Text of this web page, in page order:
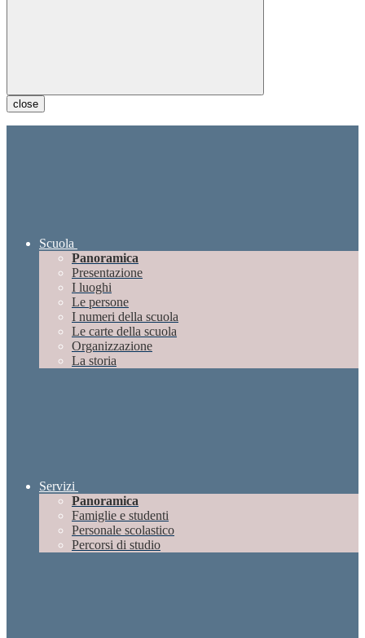
close
Scuola
Panoramica
Presentazione
I luoghi
Le persone
I numeri della scuola
Le carte della scuola
Organizzazione
La storia
Servizi
Panoramica
Famiglie e studenti
Personale scolastico
Percorsi di studio